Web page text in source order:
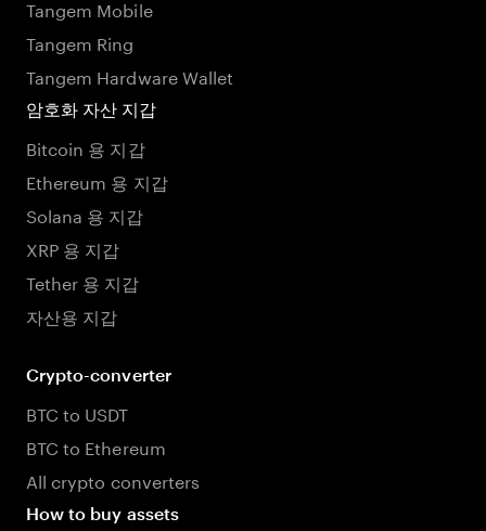
Tangem Mobile
Tangem Ring
Tangem Hardware Wallet
암호화 자산 지갑
Bitcoin 용 지갑
Ethereum 용 지갑
Solana 용 지갑
XRP 용 지갑
Tether 용 지갑
자산용 지갑
Crypto-converter
BTC to USDT
BTC to Ethereum
All crypto converters
How to buy assets